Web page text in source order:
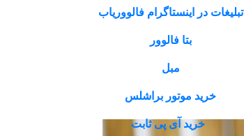
تبلیغات در اینستاگرام فالووریاب
بتا فالوور
مبل
خرید موتور براشلس
خرید آی پی ثابت